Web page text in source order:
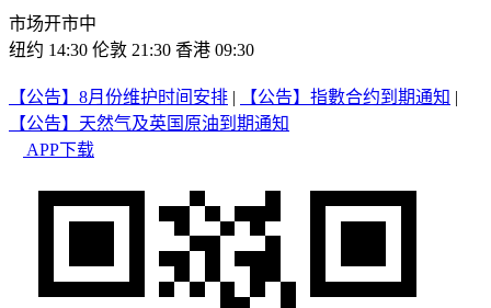
市场开市中
纽约 14:30 伦敦 21:30 香港 09:30
【公告】8月份维护时间安排 | 【公告】指數合约到期通知 |
【公告】天然气及英国原油到期通知
APP下载